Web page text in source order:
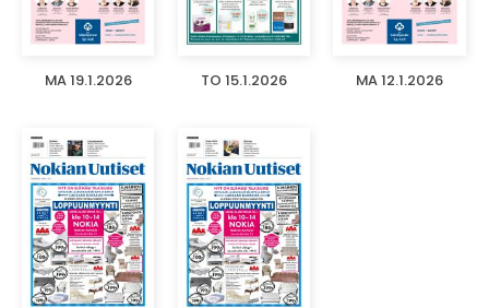
MA 19.1.2026 TO 15.1.2026 MA 12.1.2026